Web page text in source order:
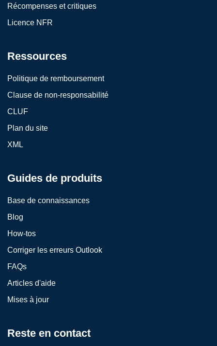
Récompenses et critiques
Licence NFR
Ressources
Politique de remboursement
Clause de non-responsabilité
CLUF
Plan du site
XML
Guides de produits
Base de connaissances
Blog
How-tos
Corriger les erreurs Outlook
FAQs
Articles d'aide
Mises à jour
Reste en contact